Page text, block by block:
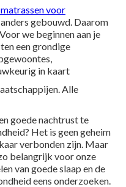
voor
anders gebouwd. Daarom
we beginnen aan je
een grondige
in kaart
Alle
goede nachtrust te
Het is geen geheim
verbonden zijn. Maar
belangrijk voor onze
van goede slaap en de
eens onderzoeken.